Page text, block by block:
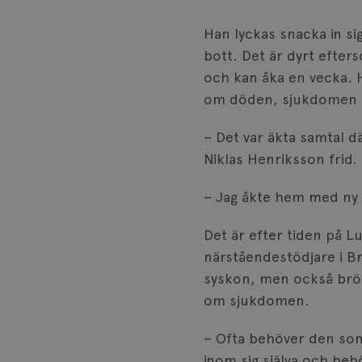
Han lyckas snacka in
bott. Det är dyrt
och kan åka en
om döden, sjukdomen
– Det var äkta samtal
Niklas Henriksson frid.
– Jag åkte hem med
Det är efter tiden på
närståendestödjare i
syskon, men också
om sjukdomen.
– Ofta behöver den
Namn
_gat_UA-1577937-
_ga_W8VXKBRK9Y
_gid
Namn
YSC
ar_debug